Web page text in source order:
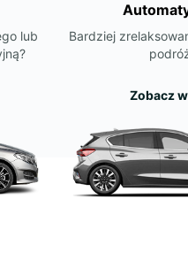
lub
Bardziej
Zobacz